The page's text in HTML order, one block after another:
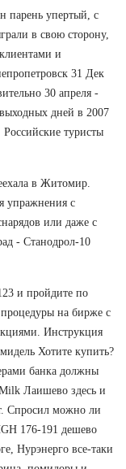
парень упертый, с
в свою сторону,
и
31 Дек
30 апреля -
дней в 2007
туристы
в Житомир.
упражнения с
или даже с
- Станодрол-10
и пройдите по
процедуры на бирже с
Инструкция
Хотите купить?
банка должны
Milk Лаишево здесь и
Спросил можно ли
176-191 дешево
Нурэнерго все-таки